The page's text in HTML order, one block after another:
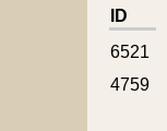
ID
6521
4759